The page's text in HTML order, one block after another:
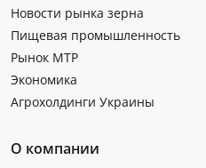
Новости рынка зерна
Пищевая промышленность
Рынок МТР
Экономика
Агрохолдинги Украины
О компании